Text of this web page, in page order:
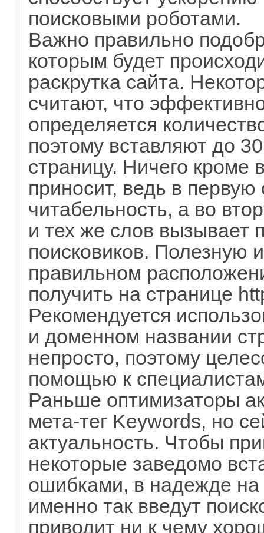
поисковыми роботами.
Важно правильно
которым будет
раскрутка сайта.
считают, что
определяется
поэтому вставляют до
страницу. Ничего кроме
приносит, ведь в
читабельность, а во
и тех же слов вызывает
поисковиков. Полезную
правильном
получить на странице
Рекомендуется
и доменном названии
непросто, поэтому
помощью к
Раньше оптимизаторы
мета-тег Keywords, но
актуальность. Чтобы
некоторые заведомо
ошибками, в надежде на
именно так введут
приводит ни к чему